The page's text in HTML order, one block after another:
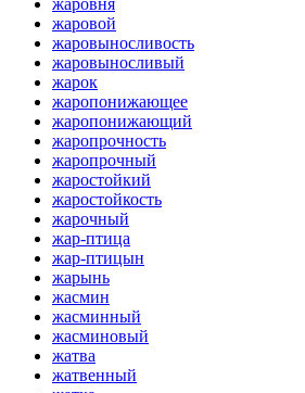
жаровой
жаровыносливость
жаровыносливый
жарок
жаропонижающее
жаропонижающий
жаропрочность
жаропрочный
жаростойкий
жаростойкость
жарочный
жар-птица
жар-птицын
жарынь
жасмин
жасминный
жасминовый
жатва
жатвенный